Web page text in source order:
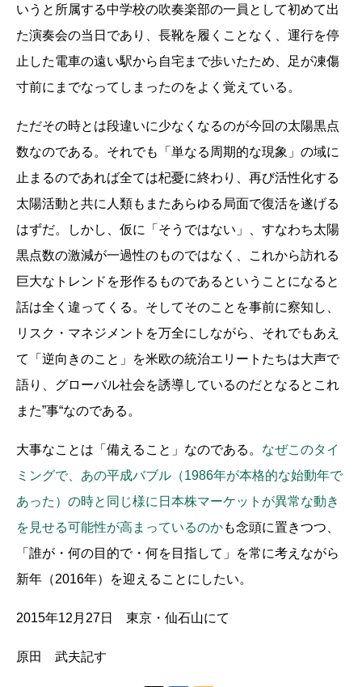
いうと所属する中学校の吹奏楽部の一員として初めて出
た演奏会の当日であり、長靴を履くことなく、運行を停
止した電車の遠い駅から自宅まで歩いたため、足が凍傷
寸前にまでなってしまったのをよく覚えている。
ただその時とは段違いに少なくなるのが今回の太陽黒点
数なのである。それでも「単なる周期的な現象」の域に
止まるのであれば全ては杞憂に終わり、再び活性化する
太陽活動と共に人類もまたあらゆる局面で復活を遂げる
はずだ。しかし、仮に「そうではない」、すなわち太陽
黒点数の激減が一過性のものではなく、これから訪れる
巨大なトレンドを形作るものであるということになると
話は全く違ってくる。そしてそのことを事前に察知し、
リスク・マネジメントを万全にしながら、それでもあえ
て「逆向きのこと」を米欧の統治エリートたちは大声で
語り、グローバル社会を誘導しているのだとなるとこれ
また”事“なのである。
大事なことは「備えること」なのである。 なぜこのタイ
ミングで、あの平成バブル（1986年が本格的な始動年で
あった）の時と同じ様に日本株マーケットが異常な動き
を見せる可能性が高まっているのかも念頭に置きつつ、
「誰が・何の目的で・何を目指して」を常に考えながら
新年（2016年）を迎えることにしたい。
2015年12月27日 東京・仙石山にて
原田 武夫記す